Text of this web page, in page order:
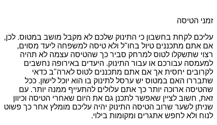
זמני הטיסה
עליכם לקחת בחשבון כי התינוק שלכם לא מקבל מושב במטוס. לכן,
אם אתם מתכננים טיול בחו"ל ולא טיסה למשפחה ליעד מסוים,
רצוי שתשקלו לטוס למרחק סביר כך שהטיסה עצמה לא תהיה
למעמסה עבורכם או עבור התינוק. היעדים באירופה נחשבים
לקרובים יחסית אך אם אתם מתכננים לטוס לארה"ב כדאי
שתבררו האם במטוס יש ערסל לתינוק בו הוא יוכל לישון. ככל
שהטיסה ארוכה יותר כך אתם עלולים להתעייף ממנה יותר. עם
זאת, חשוב לציין שאפשר לתכנן גם את היום שאחרי הטיסה וכיוון
שניתן לשער שרוב הטיסה התינוק יהיה עליכם מומלץ אחר כך פשוט
לנוח ולא לחפש אתגרים ומקומות בילוי.